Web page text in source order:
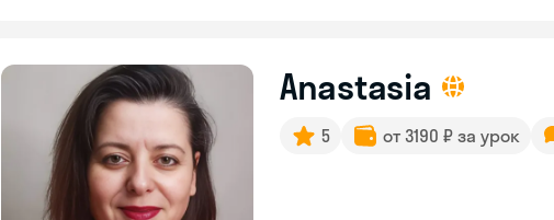
Anastasia
5 от 3190 ₽ за урок